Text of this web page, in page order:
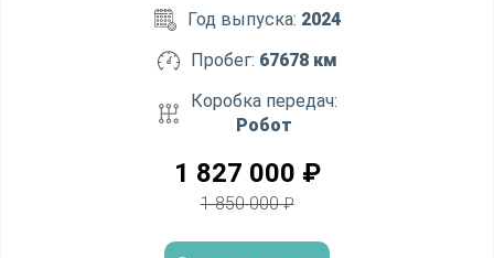
Год выпуска: 2024
Пробег: 67678 км
Коробка передач:
Робот
1 827 000 ₽
1 850 000₽